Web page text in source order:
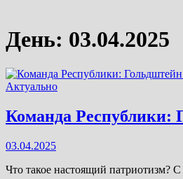
День: 03.04.2025
Актуально
Команда Республики:
03.04.2025
Что такое настоящий патриотизм? С